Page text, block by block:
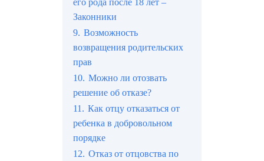
его рода после 18 лет –
Законники
9. Возможность
возвращения родительских
прав
10. Можно ли отозвать
решение об отказе?
11. Как отцу отказаться от
ребенка в добровольном
порядке
12. Отказ от отцовства по